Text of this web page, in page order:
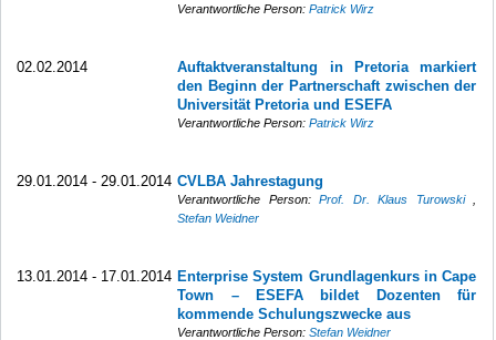
Verantwortliche Person:Patrick Wirz
02.02.2014
Auftaktveranstaltung in Pretoria markiert
den Beginn der Partnerschaft zwischen der
Universität Pretoria und ESEFA
Verantwortliche Person:Patrick Wirz
29.01.2014 - 29.01.2014 CVLBA Jahrestagung
Verantwortliche Person:Prof. Dr. Klaus Turowski
Stefan Weidner
13.01.2014 - 17.01.2014 Enterprise System Grundlagenkurs in Cape
Town – ESEFA bildet Dozenten für
kommende Schulungszwecke aus
Verantwortliche Person:Stefan Weidner